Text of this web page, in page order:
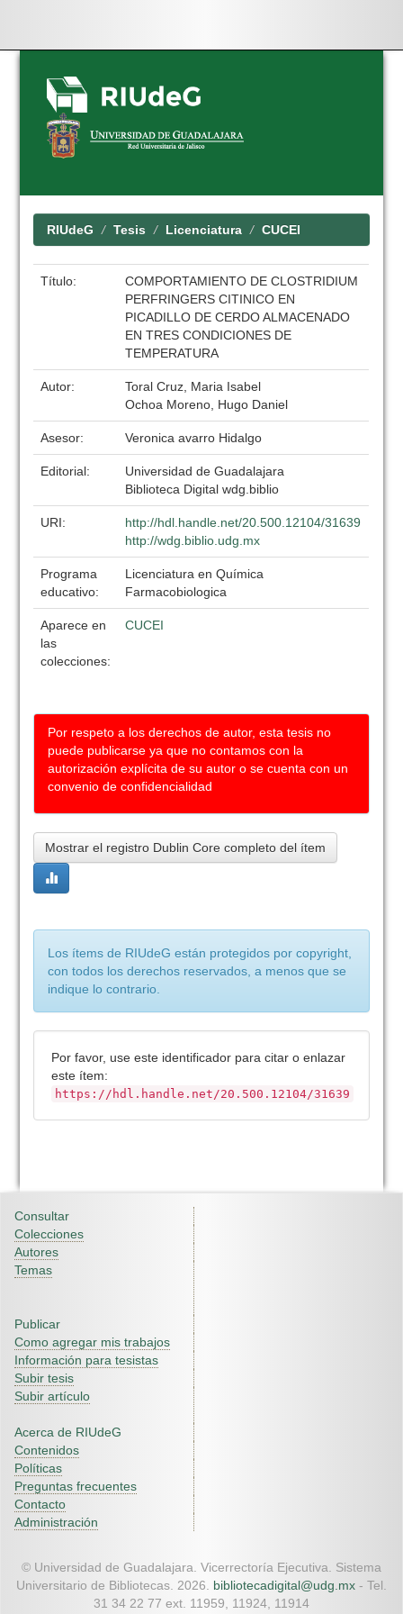
Skip
navigation
RIUdeG Tesis Licenciatura CUCEI
Título:
COMPORTAMIENTO DE CLOSTRIDIUM
PERFRINGERS CITINICO EN
PICADILLO DE CERDO ALMACENADO
EN TRES CONDICIONES DE
TEMPERATURA
Autor:
Toral Cruz, Maria Isabel
Ochoa Moreno, Hugo Daniel
Asesor: Veronica avarro Hidalgo
Editorial:
Universidad de Guadalajara
Biblioteca Digital wdg.biblio
URI:
http://hdl.handle.net/20.500.12104/31639
http://wdg.biblio.udg.mx
Programa
educativo:
Licenciatura en Química
Farmacobiologica
Aparece en
las
colecciones:
CUCEI
Por respeto a los derechos de autor, esta tesis no
puede publicarse ya que no contamos con la
autorización explícita de su autor o se cuenta con un
convenio de confidencialidad
Mostrar el registro Dublin Core completo del ítem
Los ítems de RIUdeG están protegidos por copyright,
con todos los derechos reservados, a menos que se
indique lo contrario.
Por favor, use este identificador para citar o enlazar
este ítem:
https://hdl.handle.net/20.500.12104/31639
Consultar
Colecciones
Autores
Temas
Publicar
Como agregar mis trabajos
Información para tesistas
Subir tesis
Subir artículo
Acerca de RIUdeG
Contenidos
Políticas
Preguntas frecuentes
Contacto
Administración
© Universidad de Guadalajara. Vicerrectoría Ejecutiva. Sistema
Universitario de Bibliotecas. 2026. bibliotecadigital@udg.mx - Tel.
31 34 22 77 ext. 11959, 11924, 11914